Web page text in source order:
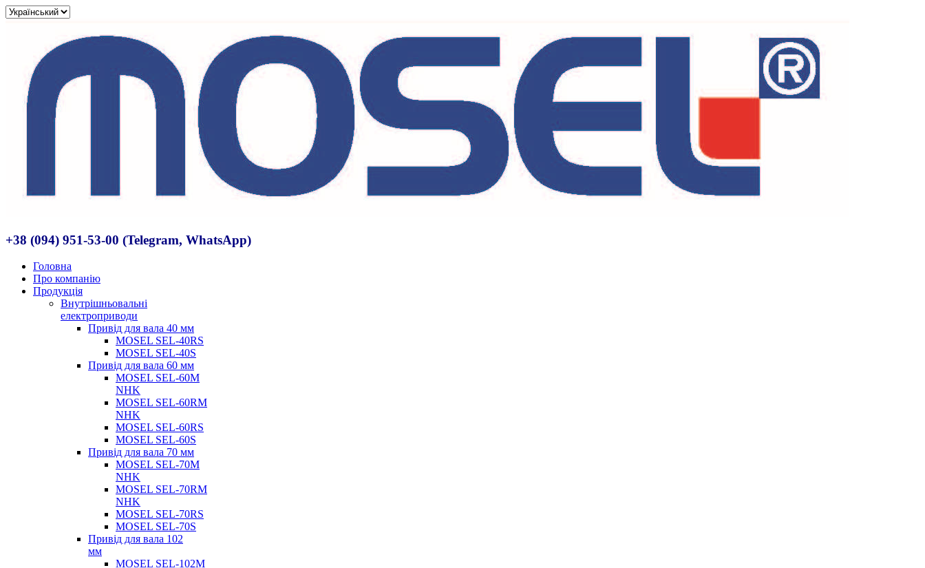
+38 (094) 951-53-00 (Telegram, WhatsApp)
Головна
Про компанію
Продукція
Внутрішньовальні
електроприводи
Привід для вала 40 мм
MOSEL SEL-40RS
MOSEL SEL-40S
Привід для вала 60 мм
MOSEL SEL-60M
NHK
MOSEL SEL-60RM
NHK
MOSEL SEL-60RS
MOSEL SEL-60S
Привід для вала 70 мм
MOSEL SEL-70M
NHK
MOSEL SEL-70RM
NHK
MOSEL SEL-70RS
MOSEL SEL-70S
Привід для вала 102
мм
MOSEL SEL-102M